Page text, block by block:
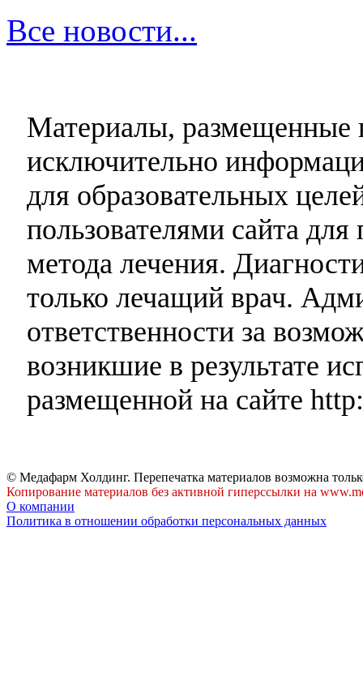
Все новости...
Материалы, размещенные
исключительно
для образовательных
пользователями сайта
метода лечения.
только лечащий врач.
ответственности за
возникшие в результате
размещенной на сайте
© Медафарм Холдинг. Перепечатка материалов возможна
Копирование материалов без активной гиперссылки на
О компании
Политика в отношении обработки персональных данных